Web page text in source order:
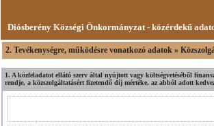
Diósberény Községi Önkormányzat - közérdekű
2. Tevékenységre, működésre vonatkozó adatok »
1. A közfeladatot ellátó szerv által nyújtott vagy költségvetéséből
rendje, a közszolgáltatásért fizetendő díj mértéke, az abból adott